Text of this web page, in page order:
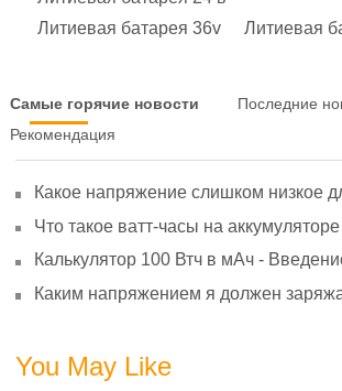
Литиевая батарея 36v
Литиевая
Самые горячие новости
Последние
Рекомендация
Какое напряжение слишком низкое
старение
Что такое ватт-часы на
Калькулятор 100 Втч в мАч -
Каким напряжением я должен
You May Like